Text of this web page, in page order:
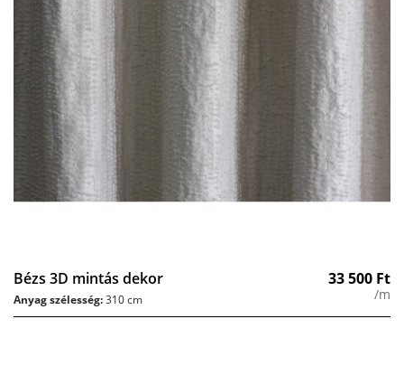
Bézs 3D mintás dekor 33 500 Ft
/m
Anyag szélesség:310 cm